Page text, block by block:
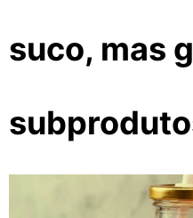
suco, mas